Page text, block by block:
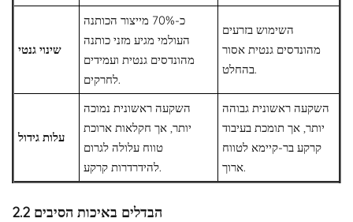
שינוי גנטי
כ-70% מייצור הכותנה
העולמי מגיע מזני כותנה
מהונדסים גנטית ועמידים
לחרקים.
השימוש בזרעים
מהונדסים גנטית אסור
בהחלט.
עלות גידול
השקעה ראשונית נמוכה
יותר, אך חקלאות ארוכת
טווח עלולה לגרום
להידרדרות קרקע.
השקעה ראשונית גבוהה
יותר, אך תומכת בעיבוד
קרקע בר-קיימא לטווח
ארוך.
2.2 הבדלים באיכות הסיבים